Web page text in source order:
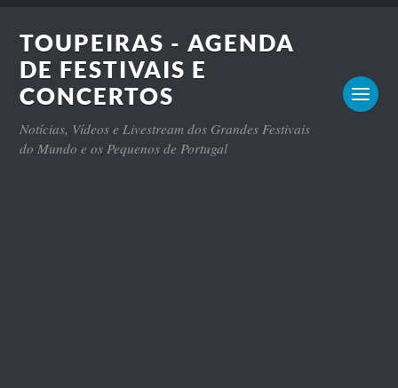
TOUPEIRAS - AGENDA
DE FESTIVAIS E
CONCERTOS
Notícias, Vídeos e Livestream dos Grandes Festivais
do Mundo e os Pequenos de Portugal